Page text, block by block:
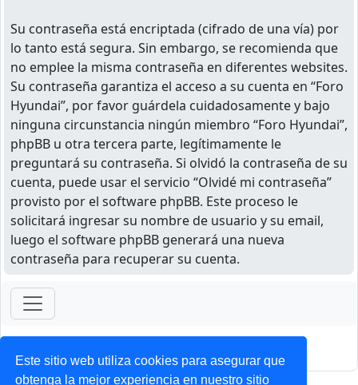
Este sitio web utiliza cookies para asegurar que
obtenga la mejor experiencia en nuestro sitio
Su contraseña está encriptada (cifrado de una vía) por
lo tanto está segura. Sin embargo, se recomienda que
no emplee la misma contraseña en diferentes websites.
Su contraseña garantiza el acceso a su cuenta en “Foro
Hyundai”, por favor guárdela cuidadosamente y bajo
ninguna circunstancia ningún miembro “Foro Hyundai”,
phpBB u otra tercera parte, legítimamente le
preguntará su contraseña. Si olvidó la contraseña de su
cuenta, puede usar el servicio “Olvidé mi contraseña”
provisto por el software phpBB. Este proceso le
solicitará ingresar su nombre de usuario y su email,
luego el software phpBB generará una nueva
contraseña para recuperar su cuenta.
ForoClub 2025
Privacidad| Condiciones